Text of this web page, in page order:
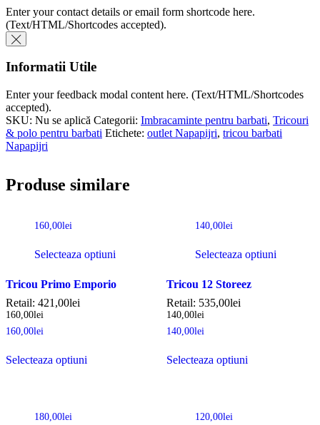
Enter your contact details or email form shortcode here.
(Text/HTML/Shortcodes accepted).
Informatii Utile
Enter your feedback modal content here. (Text/HTML/Shortcodes
accepted).
SKU: Nu se aplică Categorii: Imbracaminte pentru barbati, Tricouri
& polo pentru barbati Etichete: outlet Napapijri, tricou barbati
Napapijri
Produse similare
160,00lei
Selecteaza optiuni
Tricou Primo Emporio
Retail: 421,00lei
160,00lei
160,00lei
Selecteaza optiuni
140,00lei
Selecteaza optiuni
Tricou 12 Storeez
Retail: 535,00lei
140,00lei
140,00lei
Selecteaza optiuni
180,00lei 120,00lei